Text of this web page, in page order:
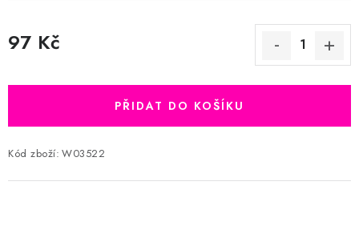
97 Kč
PŘIDAT DO KOŠÍKU
Kód zboží: W03522